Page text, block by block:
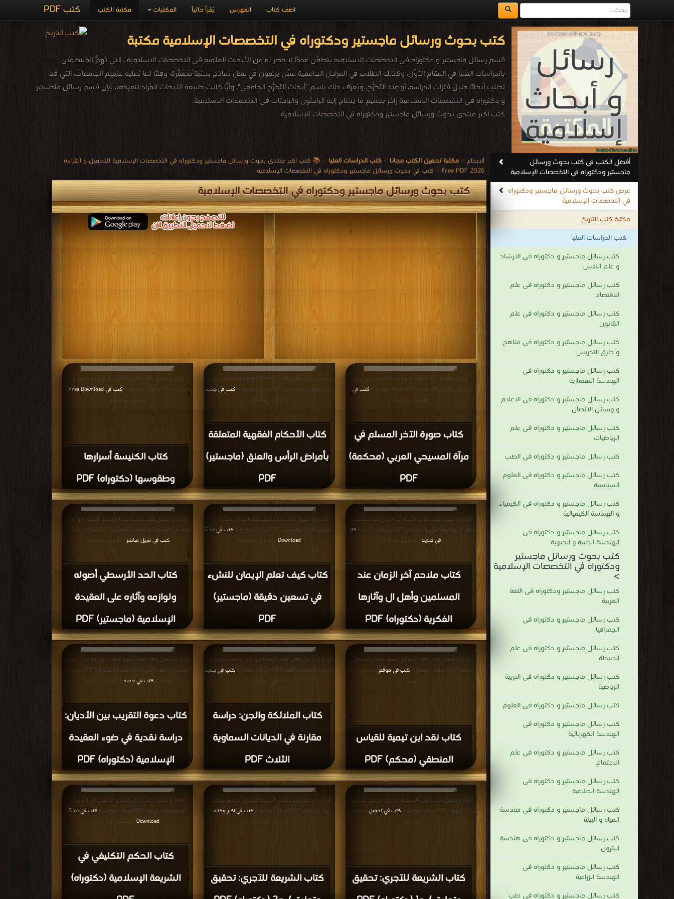
كتب PDF مكتبة الكتب المكتبات يُقرأ حالياً الفهرس اضف كتاب
كتب بحوث ورسائل ماجستير ودكتوراه في التخصصات الإسلامية مكتبة
قسم رسائل ماجستير و دكتوراه فى التخصصات الاسلامية يتضمَّن عددًا لا حصر له من الأبحاث العلمية فى التخصصات الاسلامية ، التي تُهِمُّ المُنتظمين
بالدراسات العُليا في المقام الأوَّل، وكذلك الطلاب في المراحل الجامعية ممَّن يرغبون في عمل نماذج بحثية ُمُصَغَّرة، وفقًا لما تُمليه عليهم الجامعات، التي قد
تطلب أبحاثًا خلال فترات الدراسة، أو عند التَّخَرُّج، ويُعرَف ذلك باسم "أبحاث التَّخَرُّج الجامعي"، وأيًّا كانت طبيعة الأبحاث المُراد تنفيذها، فإن قسم رسائل ماجستير
و دكتوراه فى التخصصات الاسلامية زاخر بجميع ما يحتاج إليه الباحثون والباحثات فى التخصصات الاسلامية.
كتب اكبر منتدى بحوث ورسائل ماجستير ودكتوراه في التخصصات الإسلامية
.
أفضل الكتب في كتب بحوث ورسائل
ماجستير ودكتوراه في التخصصات الإسلامية
عرض كتب بحوث ورسائل ماجستير ودكتوراه
في التخصصات الإسلامية
مكتبة كتب التاريخ
كتب الدراسات العليا
كتب رسائل ماجستير و دكتوراه فى الارشاد
و علم النفس
كتب رسائل ماجستير و دكتوراه فى علم
الاقتصاد
كتب رسائل ماجستير و دكتوراه فى علم
القانون
كتب رسائل ماجستير و دكتوراه فى مناهج
و طرق التدريس
كتب رسائل ماجستير و دكتوراه فى
الهندسة المعمارية
كتب رسائل ماجستير و دكتوراه فى الاعلام
و وسائل الاتصال
كتب رسائل ماجستير و دكتوراه فى علم
الرياضيات
كتب رسائل ماجستير و دكتوراه فى الطب
كتب رسائل ماجستير و دكتوراه فى العلوم
السياسية
كتب رسائل ماجستير و دكتوراه فى الكيمياء
و الهندسة الكيميائية
كتب رسائل ماجستير و دكتوراه فى
الهندسة الطبية و الحيوية
كتب بحوث ورسائل ماجستير
ودكتوراه في التخصصات الإسلامية
>
كتب رسائل ماجستير ودكتوراه فى اللغة
العربية
كتب رسائل ماجستير و دكتوراه فى
الجغرافيا
كتب رسائل ماجستير و دكتوراه فى علم
الصيدلة
كتب رسائل ماجستير و دكتوراه فى التربية
الرياضية
كتب رسائل ماجستير و دكتوراه فى العلوم
كتب رسائل ماجستير و دكتوراه فى
الهندسة الكهربائية
كتب رسائل ماجستير و دكتوراه فى علم
الاجتماع
كتب رسائل ماجستير و دكتوراه فى
الهندسة الصناعية
كتب رسائل ماجستير و دكتوراه فى هندسة
المياه و البيئة
كتب رسائل ماجستير و دكتوراه فى هندسة
البترول
كتب رسائل ماجستير و دكتوراه فى
الهندسة الزراعية
كتب رسائل ماجستير و دكتوراه فى طب
الابداع > مكتبة تحميل الكتب مجانا > كتب الدراسات العليا > 📚 كتب اكبر منتدى بحوث ورسائل ماجستير ودكتوراه في التخصصات الإسلامية للتحميل و القراءة
2026 Free PDF
> كتب في بحوث ورسائل ماجستير ودكتوراه في التخصصات الإسلامية
كتب بحوث ورسائل ماجستير ودكتوراه في التخصصات الإسلامية
كتاب الكنيسة أسرارها
وطقوسها (دكتوراه) PDF
قراءة و تحميل كتاب كتاب الكنيسة أسرارها وطقوسها
(دكتوراه) PDF مجانا | مكتبة >
كتب في Free Download
التحميل : مرة/مرات
كتاب الأحكام الفقهية المتعلقة
بأمراض الرأس والعنق (ماجستير)
PDF
قراءة و تحميل كتاب كتاب الأحكام الفقهية المتعلقة بأمراض
الرأس والعنق (ماجستير) PDF مجانا | مكتبة >
كتب في جديد
| التحميل : مرة/مرات
كتاب صورة الآخر المسلم في
مرآة المسيحي العربي (محكمة)
PDF
قراءة و تحميل كتاب كتاب صورة الآخر المسلم في مرآة
المسيحي العربي (محكمة) PDF مجانا | مكتبة >
كتب في
التحميل : مرة/مرات
كتاب الحد الأرسطي أصوله
ولوازمه وآثاره على العقيدة
الإسلامية (ماجستير) PDF
قراءة و تحميل كتاب كتاب الحد الأرسطي أصوله ولوازمه
وآثاره على العقيدة الإسلامية (ماجستير) PDF مجانا | مكتبة >
كتب في تنزيل مباشر| التحميل : مرة/مرات
كتاب كيف تعلم الإيمان للنشء
في تسعين دقيقة (ماجستير)
PDF
قراءة و تحميل كتاب كتاب كيف تعلم الإيمان للنشء في
تسعين دقيقة (ماجستير) PDF مجانا | مكتبة >
كتب في Free
Download| التحميل : مرة/مرات
كتاب ملاحم آخر الزمان عند
المسلمين وأهل ال وآثارها
الفكرية (دكتوراه) PDF
قراءة و تحميل كتاب كتاب ملاحم آخر الزمان عند المسلمين
وأهل ال وآثارها الفكرية (دكتوراه) PDF مجانا | مكتبة >
كتب
في جديد | التحميل : مرة/مرات
كتاب دعوة التقريب بين الأديان:
دراسة نقدية في ضوء العقيدة
الإسلامية (دكتوراه) PDF
قراءة و تحميل كتاب كتاب دعوة التقريب بين الأديان: دراسة
نقدية في ضوء العقيدة الإسلامية (دكتوراه) PDF مجانا |
مكتبة > كتب في جديد| التحميل : مرة/مرات
كتاب الملائكة والجن: دراسة
مقارنة في الديانات السماوية
الثلاث PDF
قراءة و تحميل كتاب كتاب الملائكة والجن: دراسة مقارنة في
الديانات السماوية الثلاث PDF مجانا | مكتبة >
كتب في جديد
| التحميل : مرة/مرات
كتاب نقد ابن تيمية للقياس
المنطقي (محكم) PDF
قراءة و تحميل كتاب كتاب نقد ابن تيمية للقياس المنطقي
(محكم) PDF مجانا | مكتبة >
كتب في موقع
| التحميل : مرة/
مرات
كتاب الحكم التكليفي في
الشريعة الإسلامية (دكتوراه)
قراءة و تحميل كتاب كتاب الحكم التكليفي في الشريعة
الإسلامية (دكتوراه) PDF مجانا | مكتبة >
كتب في Free
Download| التحميل : مرة/مرات
كتاب الشريعة للآجري: تحقيق
قراءة و تحميل كتاب كتاب الشريعة للآجري: تحقيق وتعليق /
ج2 (دكتوراه) PDF مجانا | مكتبة >
كتب في اكبر مكتبة
التحميل : مرة/مرات
كتاب الشريعة للآجري: تحقيق
قراءة و تحميل كتاب كتاب الشريعة للآجري: تحقيق وتعليق /
ج1 (دكتوراه) PDF مجانا | مكتبة >
كتب في تحميل
| التحميل :
مرة/مرات